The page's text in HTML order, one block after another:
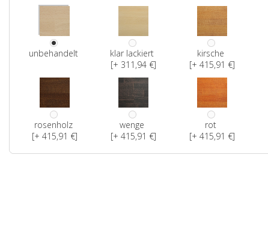
unbehandelt
klar lackiert
[+ 311,94 €]
kirsche
[+ 415,91 €]
rosenholz
[+ 415,91 €]
wenge
[+ 415,91 €]
rot
[+ 415,91 €]